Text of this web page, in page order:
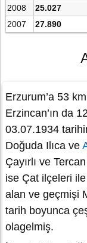
2008
25.027
2007
27.890
Erzurum’a 53
Erzincan’ın da
03.07.1934
Doğuda Ilıca ve
Çayırlı ve
ise Çat ilçeleri
alan ve geçmişi
tarih boyunca
olagelmiş.